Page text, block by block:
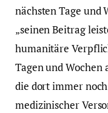
nächsten Tage und
„seinen Beitrag
humanitäre
Tagen und Wochen
die dort immer
medizinischer